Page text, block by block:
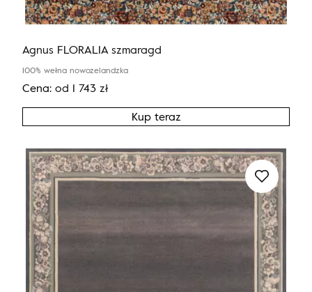
Agnus FLORALIA szmaragd
100% wełna nowozelandzka
Cena: od 1 743 zł
Kup teraz